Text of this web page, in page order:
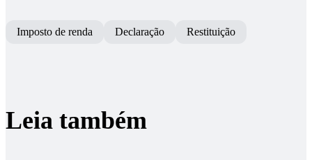
Imposto de renda Declaração Restituição
Leia também